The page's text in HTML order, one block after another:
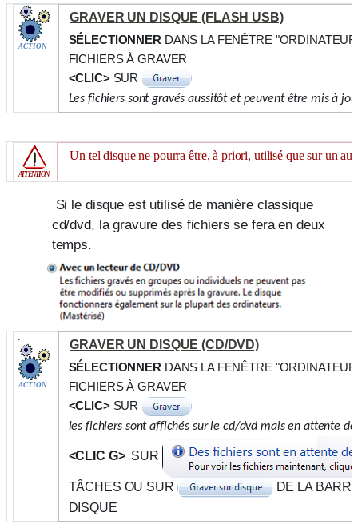
ACTION
GRAVER UN DISQUE (FLASH USB)
SÉLECTIONNER DANS LA FENÊTRE
FICHIERS À GRAVER
<CLIC> SUR
Les fichiers sont gravés aussitôt et peuvent être mis à
ATTENTION
Un tel disque ne pourra être, à priori, utilisé que sur un
Si le disque est utilisé de manière classique
cd/dvd, la gravure des fichiers se fera en deux
temps.
.
ACTION
GRAVER UN DISQUE (CD/DVD)
SÉLECTIONNER DANS LA FENÊTRE
FICHIERS À GRAVER
<CLIC> SUR
les fichiers sont affichés sur le cd/dvd mais en attente
<CLIC G>SUR
TÂCHES OU SUR
DE LA
DISQUE